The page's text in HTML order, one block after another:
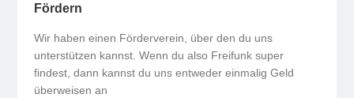
Fördern
Wir haben einen Förderverein, über den du uns
unterstützen kannst. Wenn du also Freifunk super
findest, dann kannst du uns entweder einmalig Geld
überweisen an